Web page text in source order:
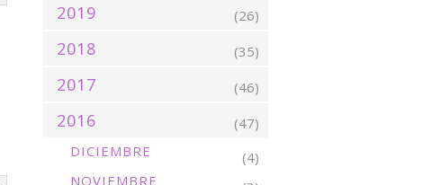
2019 (26)
2018 (35)
2017 (46)
2016
(47)
DICIEMBRE
(4)
NOVIEMBRE